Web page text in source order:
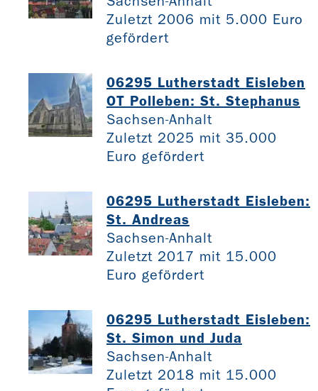
Zuletzt 2006 mit 5.000 Euro
gefördert
06295 Lutherstadt Eisleben
OT Polleben: St. Stephanus
Sachsen-Anhalt
Zuletzt 2025 mit 35.000
Euro gefördert
06295 Lutherstadt Eisleben:
St. Andreas
Sachsen-Anhalt
Zuletzt 2017 mit 15.000
Euro gefördert
06295 Lutherstadt Eisleben:
St. Simon und Juda
Sachsen-Anhalt
Zuletzt 2018 mit 15.000